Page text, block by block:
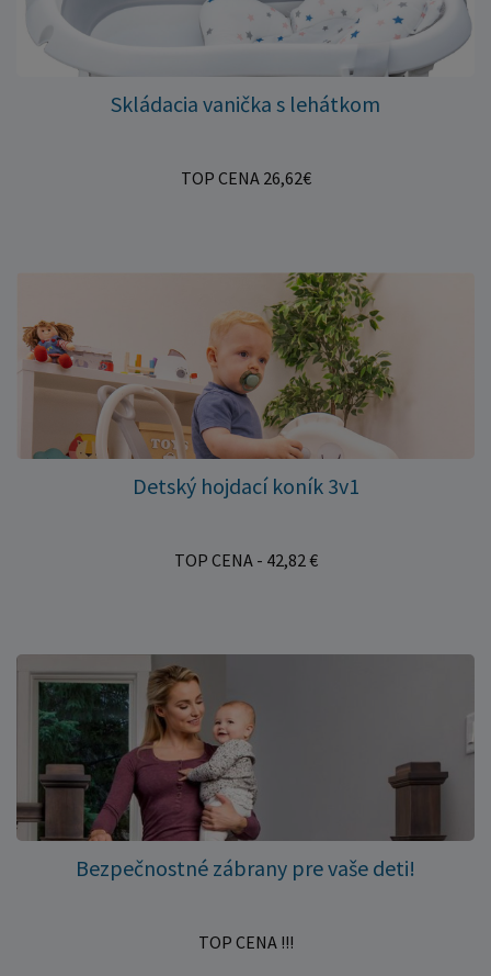
Skládacia vanička s lehátkom
TOP CENA 26,62€
Detský hojdací koník 3v1
TOP CENA - 42,82 €
Bezpečnostné zábrany pre vaše deti!
TOP CENA !!!